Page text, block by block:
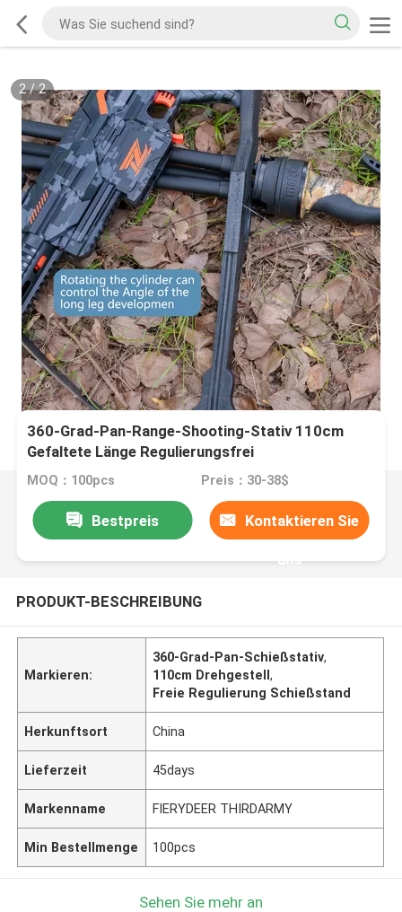
2/2
360-Grad-Pan-Range-Shooting-Stativ 110cm
Gefaltete Länge Regulierungsfrei
MOQ：100pcs Preis：30-38$
Bestpreis Kontaktieren Sie
uns
PRODUKT-BESCHREIBUNG
Markieren:
360-Grad-Pan-Schießstativ,
110cm Drehgestell,
Freie Regulierung Schießstand
Herkunftsort China
Lieferzeit 45days
Markenname FIERYDEER THIRDARMY
Min Bestellmenge 100pcs
Sehen Sie mehr an